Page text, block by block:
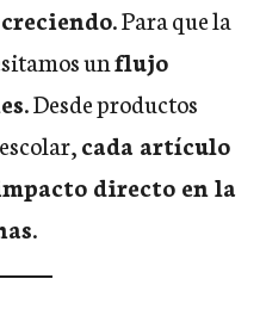
. Para que la
unflujo
. Desde productos
cada artículo
directo en la
.